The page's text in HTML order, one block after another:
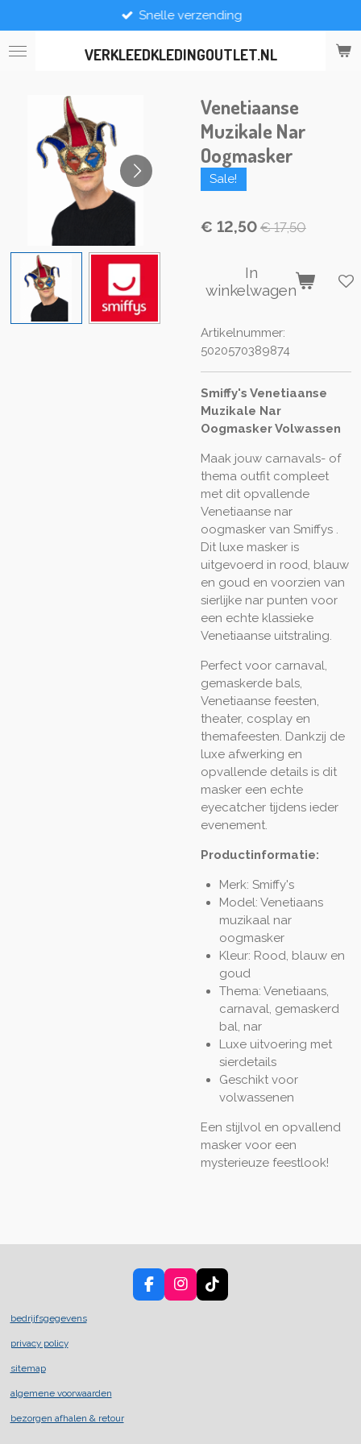
direct
naar
VERKLEEDKLEDINGOUTLET.NL
Snelle verzending
Venetiaanse
Muzikale Nar
Oogmasker
Sale!
€ 12,50 € 17,50
In
winkelwagen
Artikelnummer:
5020570389874
Smiffy's Venetiaanse
Muzikale Nar
Oogmasker Volwassen
Maak jouw carnavals- of
thema outfit compleet
met dit opvallende
Venetiaanse nar
oogmasker van Smiffys .
Dit luxe masker is
uitgevoerd in rood, blauw
en goud en voorzien van
sierlijke nar punten voor
een echte klassieke
Venetiaanse uitstraling.
Perfect voor carnaval,
gemaskerde bals,
Venetiaanse feesten,
theater, cosplay en
themafeesten. Dankzij de
luxe afwerking en
opvallende details is dit
masker een echte
eyecatcher tijdens ieder
evenement.
Productinformatie:
Merk: Smiffy's
Model: Venetiaans
muzikaal nar
oogmasker
Kleur: Rood, blauw en
goud
Thema: Venetiaans,
carnaval, gemaskerd
bal, nar
Luxe uitvoering met
sierdetails
Geschikt voor
volwassenen
Een stijlvol en opvallend
masker voor een
mysterieuze feestlook!
F
a
I
n
T
i
bedrijfsgegevens
privacy policy
sitemap
algemene voorwaarden
bezorgen afhalen & retour